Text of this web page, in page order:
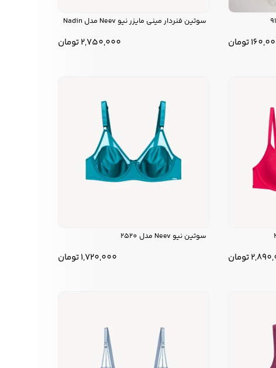
تومان
سوتین فنردار مینی مایزر نیو Neev مدل Nadin
2,750,000تومان
تومان
سوتین نیو Neev مدل 2520
1,720,000تومان